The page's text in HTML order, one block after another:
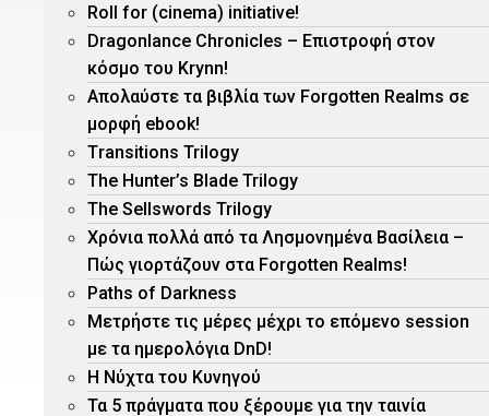
Roll for (cinema) initiative!
Dragonlance Chronicles – Eπιστροφή στον
κόσμο του Krynn!
Απολαύστε τα βιβλία των Forgotten Realms σε
μορφή ebook!
Τransitions Trilogy
The Hunter’s Blade Trilogy
Τhe Sellswords Trilogy
Χρόνια πολλά από τα Λησμονημένα Βασίλεια –
Πώς γιορτάζουν στα Forgotten Realms!
Paths of Darkness
Μετρήστε τις μέρες μέχρι το επόμενο session
με τα ημερολόγια DnD!
H Νύχτα του Κυνηγού
Τα 5 πράγματα που ξέρουμε για την ταινία